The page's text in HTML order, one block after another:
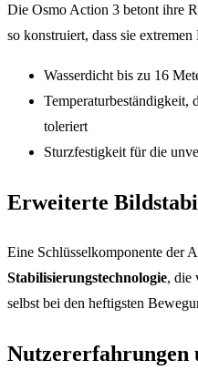
Die Osmo Action 3 betont ihre
so konstruiert, dass sie
Wasserdicht bis zu 16
Temperaturbeständigkeit,
toleriert
Sturzfestigkeit für die
Erweiterte
Eine Schlüsselkomponente der
Stabilisierungstechnologie, die
selbst bei den heftigsten